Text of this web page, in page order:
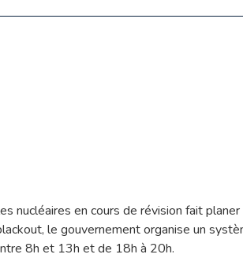
nucléaires en cours de révision fait
le gouvernement organise un
8h et 13h et de 18h à 20h.